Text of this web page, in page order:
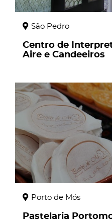
São Pedro
Centro de
Aire e Candeeiros
page
Porto de Mós
Pastelaria